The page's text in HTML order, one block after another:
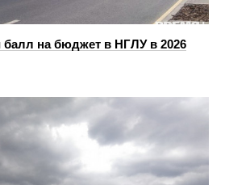
на бюджет в НГЛУ в 2026